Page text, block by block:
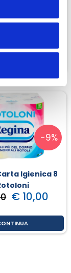
Pollo Fresco
-9%
Igienica 8
€ 10,00